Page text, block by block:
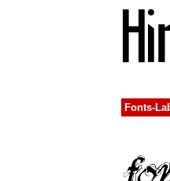
Fonts-